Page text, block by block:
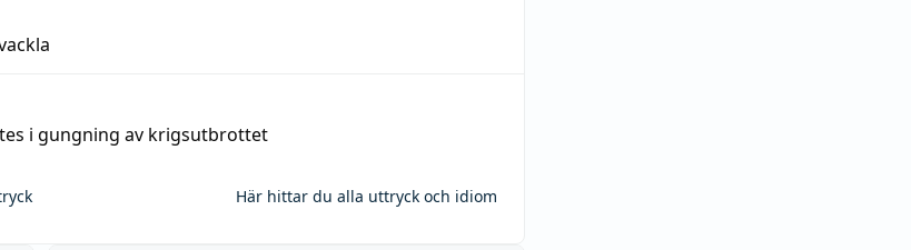
i gungning av krigsutbrottet
Här hittar du alla uttryck och idiom